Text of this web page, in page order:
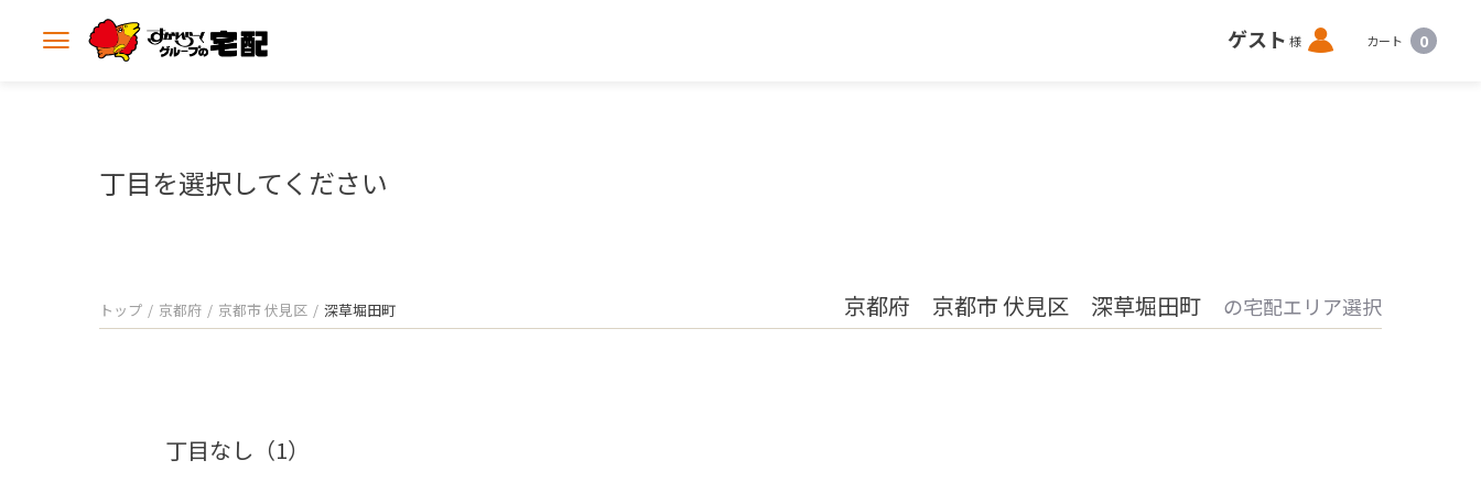
メ
ゲスト 様 ロ
グ
カート 0
丁目を選択してください
トップ 京都府 京都市 伏見区 深草堀田町 京都府 京都市 伏見区 深草堀田町 の宅配エリア選択
丁目なし（1）